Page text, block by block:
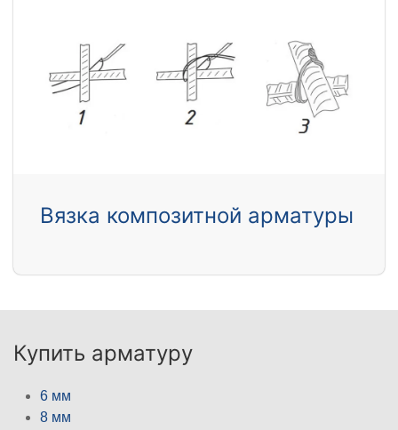
Вязка композитной арматуры
Купить арматуру
6 мм
8 мм